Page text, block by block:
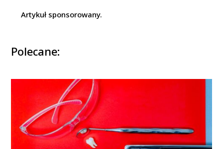
Artykuł sponsorowany.
Polecane: